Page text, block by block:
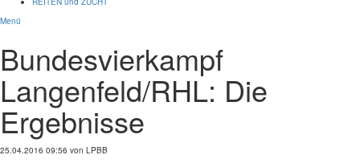
Menü
Bundesvierkampf
Langenfeld/RHL: Die
Ergebnisse
25.04.2016 09:56 von LPBB